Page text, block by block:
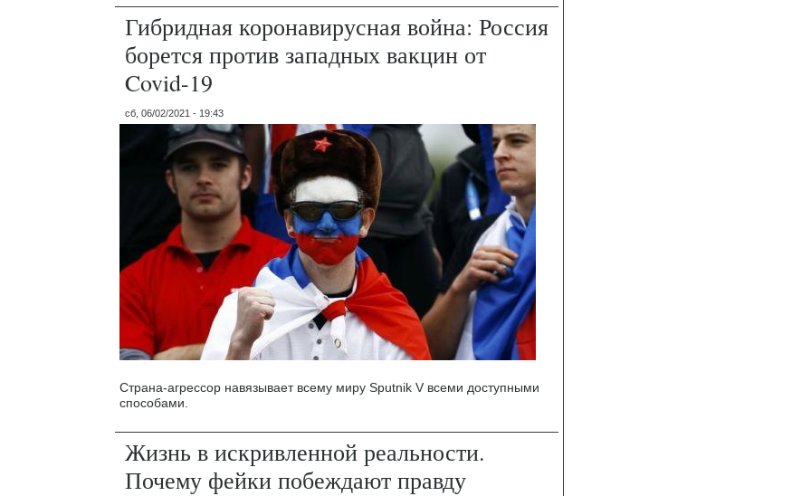
Гибридная коронавирусная война: Россия
борется против западных вакцин от
Covid-19
сб, 06/02/2021 - 19:43
Страна-агрессор навязывает всему миру Sputnik V всеми доступными
способами.
Жизнь в искривленной реальности.
Почему фейки побеждают правду